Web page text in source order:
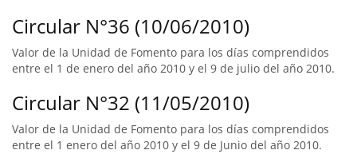
Circular N°36 (10/06/2010)
Valor de la Unidad de Fomento para los días comprendidos
entre el 1 de enero del año 2010 y el 9 de julio del año 2010.
Circular N°32 (11/05/2010)
Valor de la Unidad de Fomento para los días comprendidos
entre el 1 enero del año 2010 y el 9 de Junio del año 2010.